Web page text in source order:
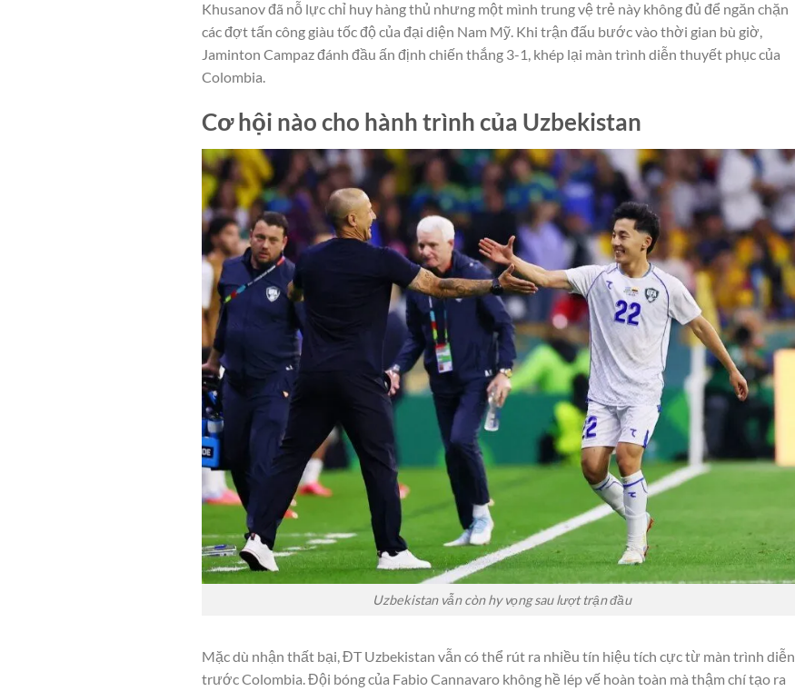
Khusanov đã nỗ lực chỉ huy hàng thủ nhưng một mình trung vệ trẻ này không đủ để ngăn chặn
các đợt tấn công giàu tốc độ của đại diện Nam Mỹ. Khi trận đấu bước vào thời gian bù giờ,
Jaminton Campaz đánh đầu ấn định chiến thắng 3-1, khép lại màn trình diễn thuyết phục của
Colombia.
Cơ hội nào cho hành trình của Uzbekistan
Uzbekistan vẫn còn hy vọng sau lượt trận đầu
Mặc dù nhận thất bại, ĐT Uzbekistan vẫn có thể rút ra nhiều tín hiệu tích cực từ màn trình diễn
trước Colombia. Đội bóng của Fabio Cannavaro không hề lép vế hoàn toàn mà thậm chí tạo ra